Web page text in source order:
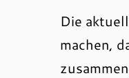
Die
machen,